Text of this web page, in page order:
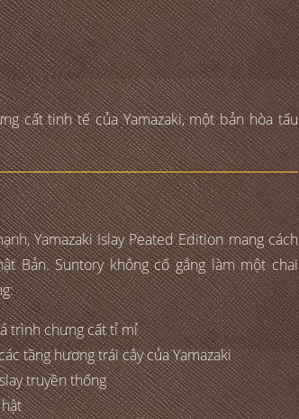
cất tinh tế của Yamazaki, một bản hòa tấu
Yamazaki Islay Peated Edition mang cách
Bản. Suntory không cố gắng làm một chai
trình chưng cất tỉ mỉ
tầng hương trái cây của Yamazaki
truyền thống